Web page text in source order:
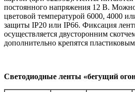
постоянного напряжения 12 В.
цветовой температурой 6000, 4000
защиты IP20 или IP66. Фиксация
осуществляется двусторонним
дополнительно крепятся
Светодиодные ленты «бегущий